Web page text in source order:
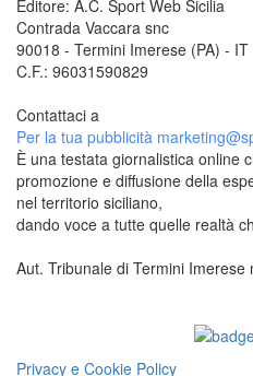
Editore: A.C. Sport Web Sicilia
Contrada Vaccara snc
90018 - Termini Imerese (PA) - IT
C.F.: 96031590829
Contattaci a
Per la tua pubblicità
È una testata giornalistica online
promozione e diffusione della
nel territorio siciliano,
dando voce a tutte quelle realtà
Aut. Tribunale di Termini
Privacy e Cookie Policy